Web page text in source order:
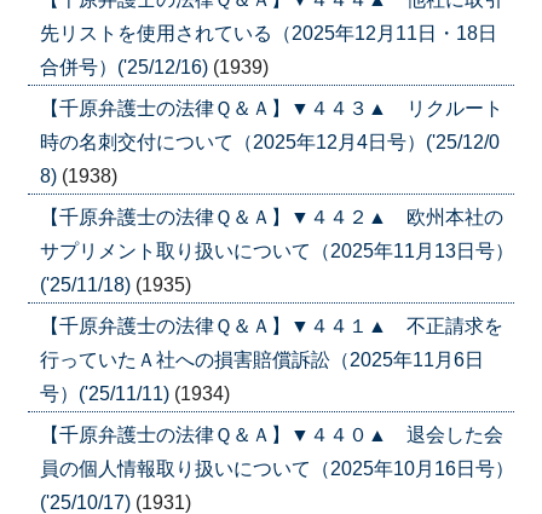
先リストを使用されている（2025年12月11日・18日
合併号）('25/12/16) (1939)
【千原弁護士の法律Ｑ＆Ａ】▼４４３▲ リクルート
時の名刺交付について（2025年12月4日号）('25/12/0
8) (1938)
【千原弁護士の法律Ｑ＆Ａ】▼４４２▲ 欧州本社の
サプリメント取り扱いについて（2025年11月13日号）
('25/11/18) (1935)
【千原弁護士の法律Ｑ＆Ａ】▼４４１▲ 不正請求を
行っていたＡ社への損害賠償訴訟（2025年11月6日
号）('25/11/11) (1934)
【千原弁護士の法律Ｑ＆Ａ】▼４４０▲ 退会した会
員の個人情報取り扱いについて（2025年10月16日号）
('25/10/17) (1931)